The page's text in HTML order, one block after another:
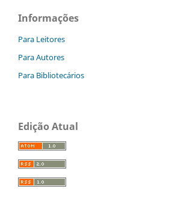
Informações
Para Leitores
Para Autores
Para Bibliotecários
Edição Atual